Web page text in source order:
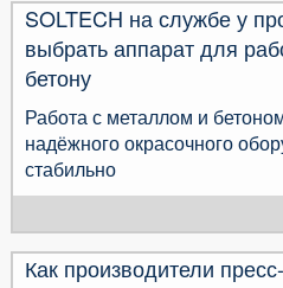
SOLTECH на службе у
выбрать аппарат для
бетону
Работа с металлом и
надёжного окрасочного
стабильно
Как производители